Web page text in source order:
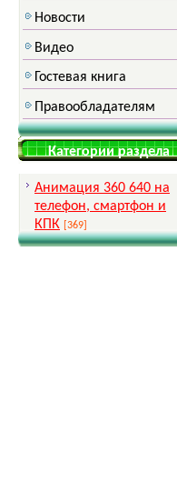
Новости
Видео
Гостевая книга
Правообладателям
Категории раздела
Анимация 360 640 на
телефон, смартфон и
КПК
[369]